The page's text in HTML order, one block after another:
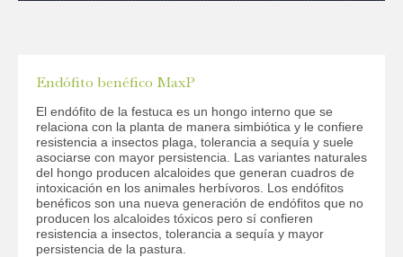
Endófito benéfico MaxP
El endófito de la festuca es un hongo interno que se
relaciona con la planta de manera simbiótica y le confiere
resistencia a insectos plaga, tolerancia a sequía y suele
asociarse con mayor persistencia. Las variantes naturales
del hongo producen alcaloides que generan cuadros de
intoxicación en los animales herbívoros. Los endófitos
benéficos son una nueva generación de endófitos que no
producen los alcaloides tóxicos pero sí confieren
resistencia a insectos, tolerancia a sequía y mayor
persistencia de la pastura.